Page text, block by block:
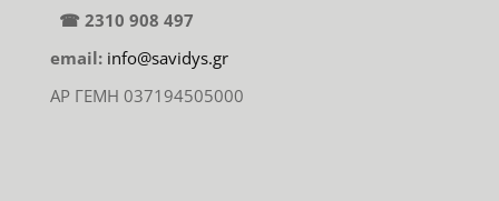
☎ 2310 908 497
email: info@savidys.gr
ΑΡ ΓΕΜΗ 037194505000